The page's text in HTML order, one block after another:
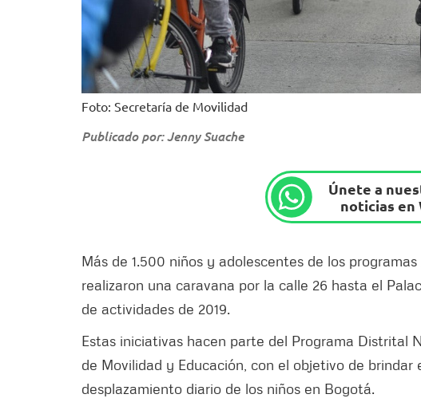
Foto: Secretaría de Movilidad
Publicado por: Jenny Suache
Únete a
noticias en
Más de 1.500 niños y adolescentes de los
realizaron una caravana por la calle 26 hasta el
de actividades de 2019.
Estas iniciativas hacen parte del Programa Distrital
de Movilidad y Educación, con el objetivo de
desplazamiento diario de los niños en Bogotá.